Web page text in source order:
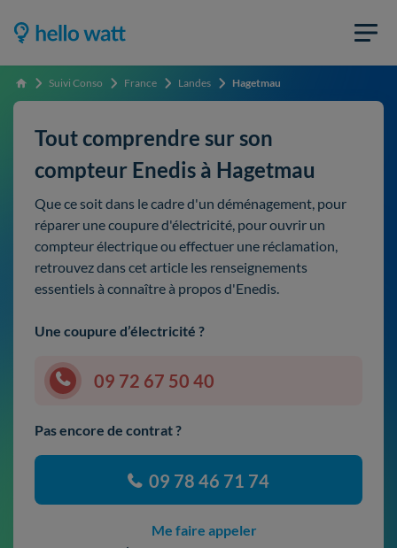
Accueil Suivi Conso France Landes Hagetmau
Tout comprendre sur son
compteur Enedis à Hagetmau
Que ce soit dans le cadre d'un déménagement, pour
réparer une coupure d'électricité, pour ouvrir un
compteur électrique ou effectuer une réclamation,
retrouvez dans cet article les renseignements
essentiels à connaître à propos d'Enedis.
Une coupure d’électricité ?
09 72 67 50 40
Pas encore de contrat ?
09 78 46 71 74
Me faire appeler